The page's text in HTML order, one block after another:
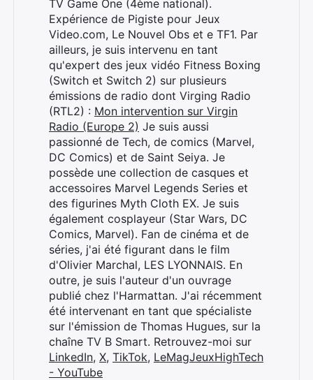
TV Game One (4ème national).
Expérience de Pigiste pour Jeux
Video.com, Le Nouvel Obs et e TF1. Par
ailleurs, je suis intervenu en tant
qu'expert des jeux vidéo Fitness Boxing
(Switch et Switch 2) sur plusieurs
émissions de radio dont Virging Radio
(RTL2) : Mon intervention sur Virgin
Radio (Europe 2) Je suis aussi
passionné de Tech, de comics (Marvel,
DC Comics) et de Saint Seiya. Je
possède une collection de casques et
accessoires Marvel Legends Series et
des figurines Myth Cloth EX. Je suis
également cosplayeur (Star Wars, DC
Comics, Marvel). Fan de cinéma et de
séries, j'ai été figurant dans le film
d'Olivier Marchal, LES LYONNAIS. En
outre, je suis l'auteur d'un ouvrage
publié chez l'Harmattan. J'ai récemment
été intervenant en tant que spécialiste
sur l'émission de Thomas Hugues, sur la
chaîne TV B Smart. Retrouvez-moi sur
LinkedIn, X, TikTok, LeMagJeuxHighTech
- YouTube